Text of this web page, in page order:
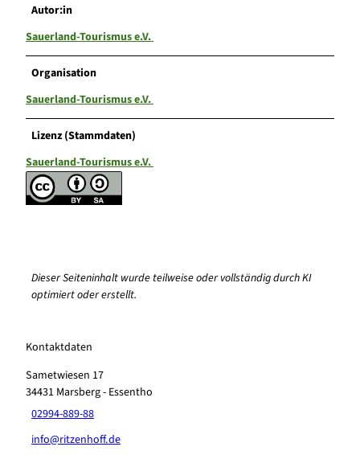
Autor:in
Sauerland-Tourismus e.V.
Organisation
Sauerland-Tourismus e.V.
Lizenz (Stammdaten)
Sauerland-Tourismus e.V.
Dieser Seiteninhalt wurde teilweise oder vollständig durch KI
optimiert oder erstellt.
Kontaktdaten
Sametwiesen 17
34431 Marsberg- Essentho
02994-889-88
info@ritzenhoff.de